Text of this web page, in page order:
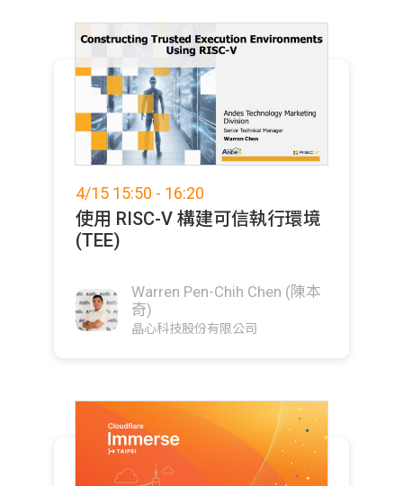
4/15 15:50 - 16:20
使用 RISC-V 構建可信執行環境
(TEE)
Warren Pen-Chih Chen (陳本
奇)
晶心科技股份有限公司